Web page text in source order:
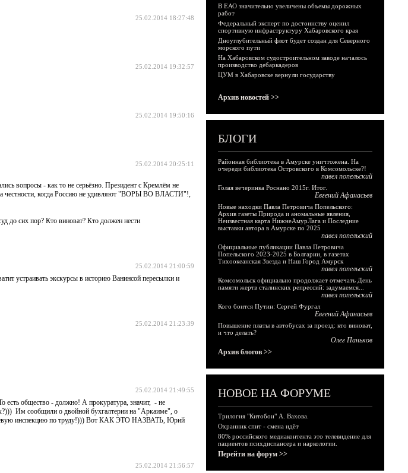
25.02.2014 18:27:48
25.02.2014 19:32:57
25.02.2014 19:50:16
25.02.2014 20:25:11
вопросы - как то не серьёзно. Президент с Кремлём не
честности, когда Россию не удивляют "ВОРЫ ВО ВЛАСТИ"!,
до сих пор? Кто виноват? Кто должен нести
25.02.2014 21:00:59
устраивать экскурсы в историю Ванинсой пересылки и
25.02.2014 21:23:39
25.02.2014 21:49:55
есть общество - должно! А прокуратура, значит, - не
Им сообщили о двойной бухгалтерии на "Аркаиме", о
инспекцию по труду!))) Вот КАК ЭТО НАЗВАТЬ, Юрий
25.02.2014 21:56:57
В ЕАО значительно увеличены объемы дорожных
работ
Федеральный эксперт по достоинству оценил
спортивную инфраструктуру Хабаровского края
Дноуглубительный флот будет создан для Северного
морского пути
На Хабаровском судостроительном заводе началось
производство дебаркадеров
ЦУМ в Хабаровске вернули государству
Архив новостей >>
БЛОГИ
Районная библиотека в Амурске уничтожена. На
очереди библиотека Островского в Комсомольске?!
павел попельский
Голая вечеринка Роснано 2015г. Итог.
Евгений Афанасьев
Новые находки Павла Петровича Попельского:
Архив газеты Природа и аномальные явления,
Неизвестная карта НижнеАмурЛага и Последние
выставки автора в Амурске по 2025
павел попельский
Официальные публикации Павла Петровича
Попельского 2023-2025 в Болгарии, в газетах
Тихоокеанская Звезда и Наш Город Амурск
павел попельский
Комсомольск официально продолжает отмечать День
памяти жертв сталинских репрессий: задумаемся...
павел попельский
Кого боится Путин: Сергей Фургал
Евгений Афанасьев
Повышение платы в автобусах за проезд: кто виноват,
и что делать?
Олег Паньков
Архив блогов >>
НОВОЕ НА ФОРУМЕ
Трилогия "Китобои" А. Вахова.
Охранник спит - смена идёт
80% российского медиаконтента это телевидение для
пациентов психдиспансера и наркологии.
Перейти на форум >>